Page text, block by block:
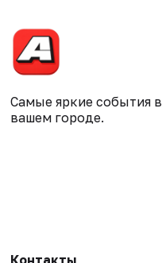
Самые яркие события в
вашем городе.